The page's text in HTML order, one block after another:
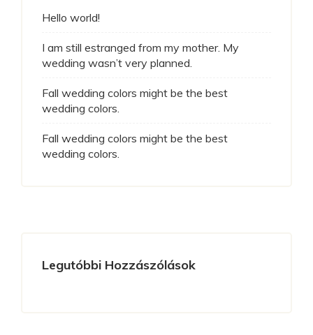
Hello world!
I am still estranged from my mother. My
wedding wasn’t very planned.
Fall wedding colors might be the best
wedding colors.
Fall wedding colors might be the best
wedding colors.
Legutóbbi Hozzászólások